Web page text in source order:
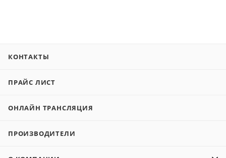
КОНТАКТЫ
ПРАЙС ЛИСТ
ОНЛАЙН ТРАНСЛЯЦИЯ
ПРОИЗВОДИТЕЛИ